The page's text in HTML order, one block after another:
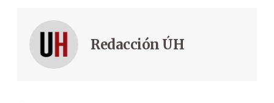
Redacción ÚH